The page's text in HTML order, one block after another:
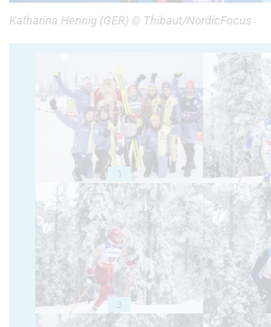
Katharina Hennig (GER) © Thibaut/NordicFocus
1
3